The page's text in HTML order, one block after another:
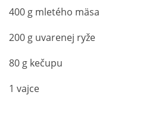
400 g mletého mäsa
200 g uvarenej ryže
80 g kečupu
1 vajce